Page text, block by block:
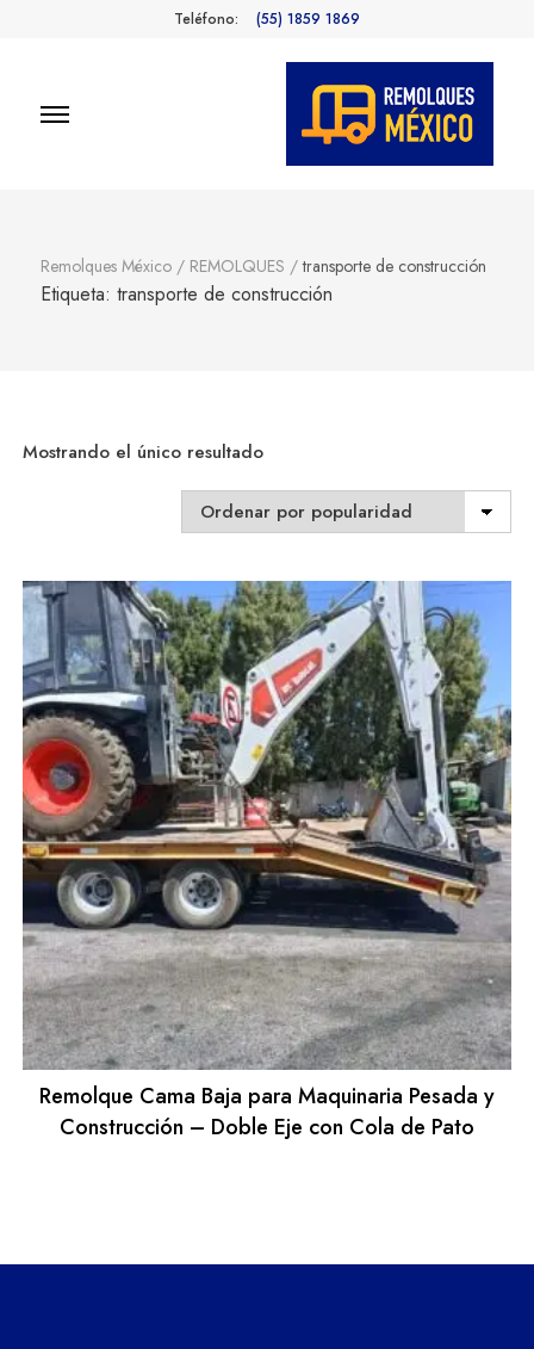
Teléfono: (55) 1859 1869
Remolques México / REMOLQUES /transporte de construcción
Etiqueta: transporte de construcción
Mostrando el único resultado
Remolque Cama Baja para Maquinaria Pesada y
Construcción – Doble Eje con Cola de Pato